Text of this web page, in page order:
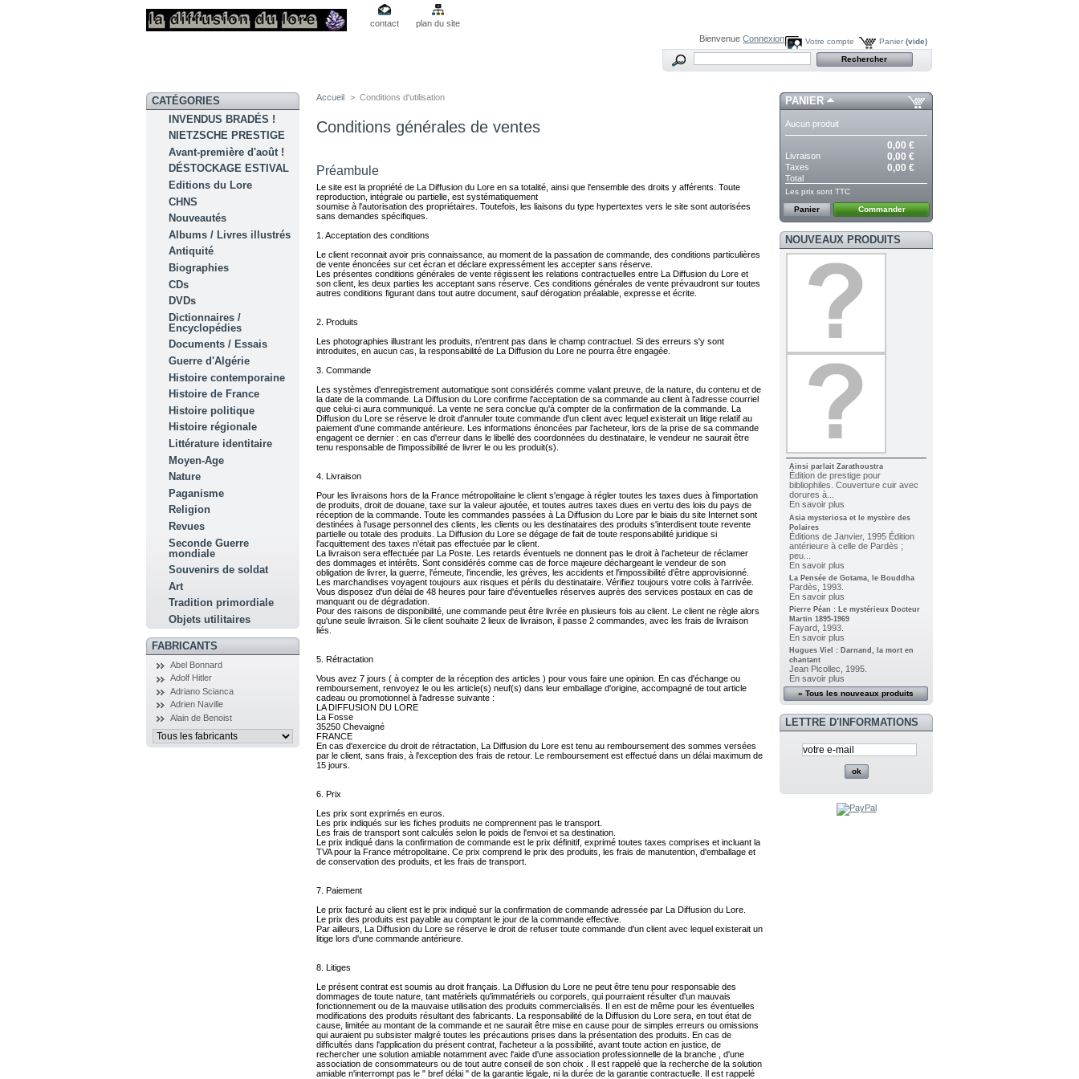
contact plan du site
Panier(vide)
Votre compte
BienvenueConnexion
CATÉGORIES
INVENDUS BRADÉS !
NIETZSCHE PRESTIGE
Avant-première d'août !
DÉSTOCKAGE ESTIVAL
Editions du Lore
CHNS
Nouveautés
Albums / Livres illustrés
Antiquité
Biographies
CDs
DVDs
Dictionnaires /
Encyclopédies
Documents / Essais
Guerre d'Algérie
Histoire contemporaine
Histoire de France
Histoire politique
Histoire régionale
Littérature identitaire
Moyen-Age
Nature
Paganisme
Religion
Revues
Seconde Guerre
mondiale
Souvenirs de soldat
Art
Tradition primordiale
Objets utilitaires
FABRICANTS
Abel Bonnard
Adolf Hitler
Adriano Scianca
Adrien Naville
Alain de Benoist
Accueil > Conditions d'utilisation
Conditions générales de ventes
Préambule
Le site est la propriété de La Diffusion du Lore en sa totalité, ainsi que l'ensemble des droits y afférents. Toute
reproduction, intégrale ou partielle, est systématiquement
soumise à l'autorisation des propriétaires. Toutefois, les liaisons du type hypertextes vers le site sont autorisées
sans demandes spécifiques.
1. Acceptation des conditions
Le client reconnait avoir pris connaissance, au moment de la passation de commande, des conditions particulières
de vente énoncées sur cet écran et déclare expressément les accepter sans réserve.
Les présentes conditions générales de vente régissent les relations contractuelles entre La Diffusion du Lore et
son client, les deux parties les acceptant sans réserve. Ces conditions générales de vente prévaudront sur toutes
autres conditions figurant dans tout autre document, sauf dérogation préalable, expresse et écrite.
2. Produits
Les photographies illustrant les produits, n'entrent pas dans le champ contractuel. Si des erreurs s'y sont
introduites, en aucun cas, la responsabilité de La Diffusion du Lore ne pourra être engagée.
3. Commande
Les systèmes d'enregistrement automatique sont considérés comme valant preuve, de la nature, du contenu et de
la date de la commande. La Diffusion du Lore confirme l'acceptation de sa commande au client à l'adresse courriel
que celui-ci aura communiqué. La vente ne sera conclue qu'à compter de la confirmation de la commande. La
Diffusion du Lore se réserve le droit d'annuler toute commande d'un client avec lequel existerait un litige relatif au
paiement d'une commande antérieure. Les informations énoncées par l'acheteur, lors de la prise de sa commande
engagent ce dernier : en cas d'erreur dans le libellé des coordonnées du destinataire, le vendeur ne saurait être
tenu responsable de l'impossibilité de livrer le ou les produit(s).
4. Livraison
Pour les livraisons hors de la France métropolitaine le client s'engage à régler toutes les taxes dues à l'importation
de produits, droit de douane, taxe sur la valeur ajoutée, et toutes autres taxes dues en vertu des lois du pays de
réception de la commande. Toute les commandes passées à La Diffusion du Lore par le biais du site Internet sont
destinées à l'usage personnel des clients, les clients ou les destinataires des produits s'interdisent toute revente
partielle ou totale des produits. La Diffusion du Lore se dégage de fait de toute responsabilité juridique si
l'acquittement des taxes n'était pas effectuée par le client.
La livraison sera effectuée par La Poste. Les retards éventuels ne donnent pas le droit à l'acheteur de réclamer
des dommages et intérêts. Sont considérés comme cas de force majeure déchargeant le vendeur de son
obligation de livrer, la guerre, l'émeute, l'incendie, les grèves, les accidents et l'impossibilité d'être approvisionné.
Les marchandises voyagent toujours aux risques et périls du destinataire. Vérifiez toujours votre colis à l'arrivée.
Vous disposez d'un délai de 48 heures pour faire d'éventuelles réserves auprès des services postaux en cas de
manquant ou de dégradation.
Pour des raisons de disponibilité, une commande peut être livrée en plusieurs fois au client. Le client ne règle alors
qu'une seule livraison. Si le client souhaite 2 lieux de livraison, il passe 2 commandes, avec les frais de livraison
liés.
5. Rétractation
Vous avez 7 jours ( à compter de la réception des articles ) pour vous faire une opinion. En cas d'échange ou
remboursement, renvoyez le ou les article(s) neuf(s) dans leur emballage d'origine, accompagné de tout article
cadeau ou promotionnel à l'adresse suivante :
LA DIFFUSION DU LORE
La Fosse
35250 Chevaigné
FRANCE
En cas d'exercice du droit de rétractation, La Diffusion du Lore est tenu au remboursement des sommes versées
par le client, sans frais, à l'exception des frais de retour. Le remboursement est effectué dans un délai maximum de
15 jours.
6. Prix
Les prix sont exprimés en euros.
Les prix indiqués sur les fiches produits ne comprennent pas le transport.
Les frais de transport sont calculés selon le poids de l'envoi et sa destination.
Le prix indiqué dans la confirmation de commande est le prix définitif, exprimé toutes taxes comprises et incluant la
TVA pour la France métropolitaine. Ce prix comprend le prix des produits, les frais de manutention, d'emballage et
de conservation des produits, et les frais de transport.
7. Paiement
Le prix facturé au client est le prix indiqué sur la confirmation de commande adressée par La Diffusion du Lore.
Le prix des produits est payable au comptant le jour de la commande effective.
Par ailleurs, La Diffusion du Lore se réserve le droit de refuser toute commande d'un client avec lequel existerait un
litige lors d'une commande antérieure.
8. Litiges
Le présent contrat est soumis au droit français. La Diffusion du Lore ne peut être tenu pour responsable des
dommages de toute nature, tant matériels qu'immatériels ou corporels, qui pourraient résulter d'un mauvais
fonctionnement ou de la mauvaise utilisation des produits commercialisés. Il en est de même pour les éventuelles
modifications des produits résultant des fabricants. La responsabilité de la Diffusion du Lore sera, en tout état de
cause, limitée au montant de la commande et ne saurait être mise en cause pour de simples erreurs ou omissions
qui auraient pu subsister malgré toutes les précautions prises dans la présentation des produits. En cas de
difficultés dans l'application du présent contrat, l'acheteur a la possibilité, avant toute action en justice, de
rechercher une solution amiable notamment avec l'aide d'une association professionnelle de la branche , d'une
association de consommateurs ou de tout autre conseil de son choix . Il est rappelé que la recherche de la solution
amiable n'interrompt pas le " bref délai " de la garantie légale, ni la durée de la garantie contractuelle. Il est rappelé
PANIER
Aucun produit
0,00 €
Livraison 0,00 €
Taxes 0,00 €
Total
Les prix sont TTC
Panier Commander
NOUVEAUX PRODUITS
Ainsi parlait Zarathoustra
Édition de prestige pour
bibliophiles. Couverture cuir avec
dorures à...
En savoir plus
Asia mysteriosa et le mystère des
Polaires
Éditions de Janvier, 1995 Édition
antérieure à celle de Pardès ;
peu...
En savoir plus
La Pensée de Gotama, le Bouddha
Pardès, 1993.
En savoir plus
Pierre Péan : Le mystérieux Docteur
Martin 1895-1969
Fayard, 1993.
En savoir plus
Hugues Viel : Darnand, la mort en
chantant
Jean Picollec, 1995.
En savoir plus
» Tous les nouveaux produits
LETTRE D'INFORMATIONS